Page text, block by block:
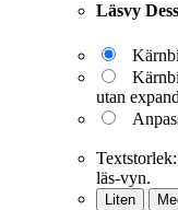
Läsvy
utan
Textstorlek:
läs-vyn.
Liten